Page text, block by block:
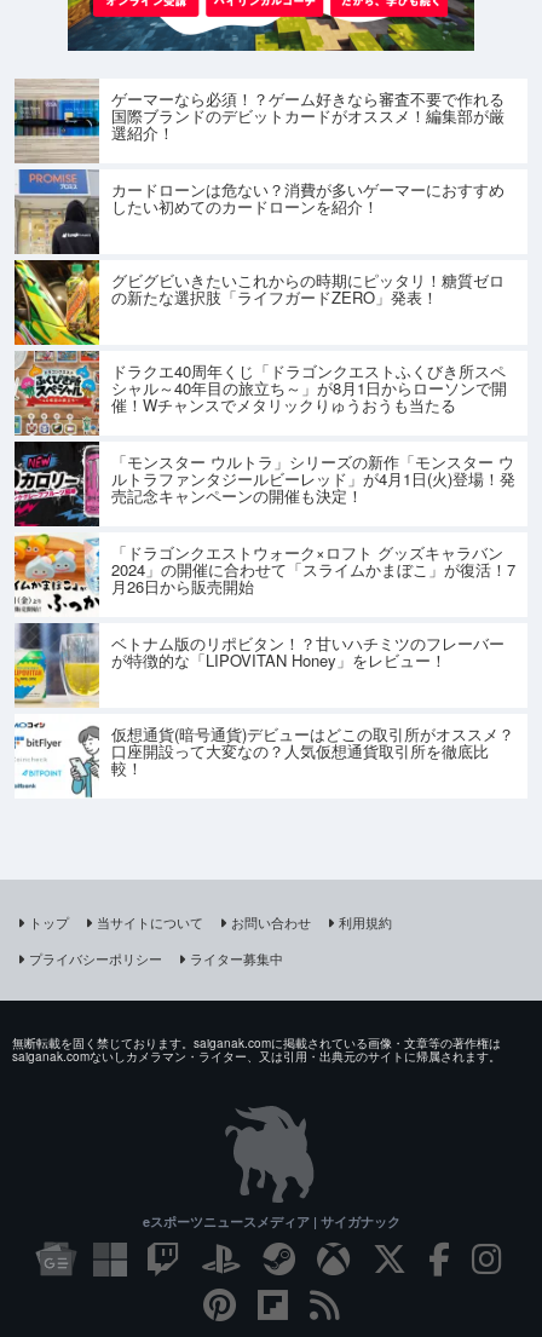
ゲーマーなら必須！？ゲーム好きなら審査不要で作れる
国際ブランドのデビットカードがオススメ！編集部が厳
選紹介！
カードローンは危ない？消費が多いゲーマーにおすすめ
したい初めてのカードローンを紹介！
グビグビいきたいこれからの時期にピッタリ！糖質ゼロ
の新たな選択肢「ライフガードZERO」発表！
ドラクエ40周年くじ「ドラゴンクエストふくびき所スペ
シャル～40年目の旅立ち～」が8月1日からローソンで開
催！Wチャンスでメタリックりゅうおうも当たる
「モンスター ウルトラ」シリーズの新作「モンスター ウ
ルトラファンタジールビーレッド」が4月1日(火)登場！発
売記念キャンペーンの開催も決定！
「ドラゴンクエストウォーク×ロフト グッズキャラバン
2024」の開催に合わせて「スライムかまぼこ」が復活！7
月26日から販売開始
ベトナム版のリポビタン！？甘いハチミツのフレーバー
が特徴的な「LIPOVITAN Honey」をレビュー！
仮想通貨(暗号通貨)デビューはどこの取引所がオススメ？
口座開設って大変なの？人気仮想通貨取引所を徹底比
較！
トップ 当サイトについて お問い合わせ
利用規約
プライバシーポリシー
ライター募集中
無断転載を固く禁じております。saiganak.comに掲載されている画像・文章等の著作権は
saiganak.comないしカメラマン・ライター、又は引用・出典元のサイトに帰属されます。
eスポーツニュースメディア | サイガナック